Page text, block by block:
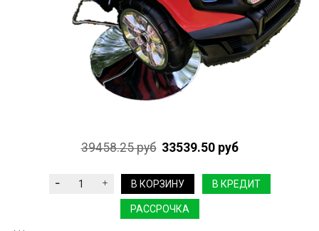
39458.25 руб 33539.50 руб
В КОРЗИНУ В КРЕДИТ
РАССРОЧКА